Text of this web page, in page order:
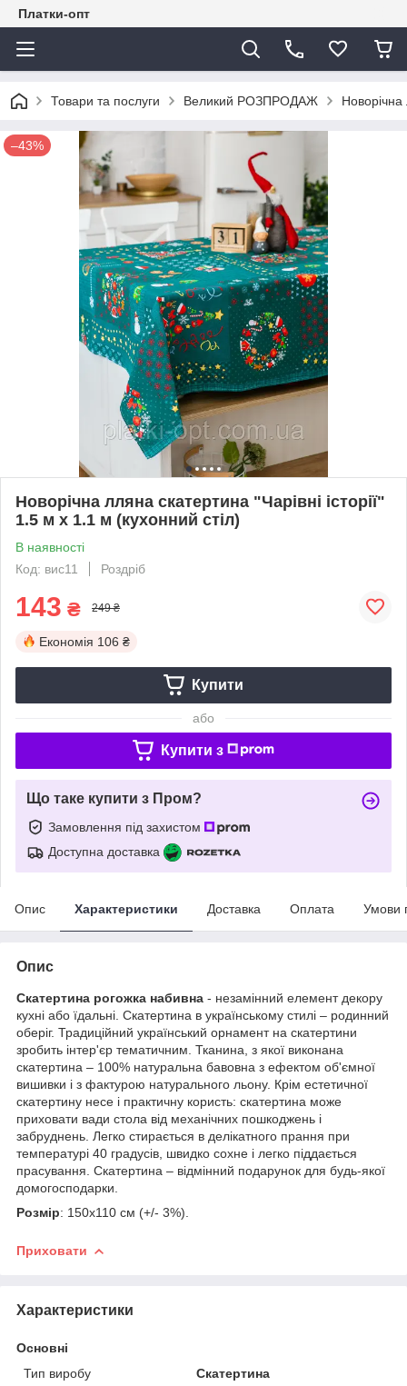
Платки-опт
Товари та послуги Великий РОЗПРОДАЖ Новорічна
–43%
Новорічна лляна скатертина "Чарівні історії"
1.5 м х 1.1 м (кухонний стіл)
В наявності
Код: вис11
Роздріб
143 ₴ 249 ₴
Економія 106 ₴
Купити
або
Купити з
Що таке купити з Пром?
Замовлення під захистом
Доступна доставка
Опис Характеристики Доставка Оплата Умови
Опис
Скатертина рогожка набивна - незамінний елемент декору
кухні або їдальні. Скатертина в українському стилі – родинний
оберіг. Традиційний український орнамент на скатертини
зробить інтер'єр тематичним. Тканина, з якої виконана
скатертина – 100% натуральна бавовна з ефектом об'ємної
вишивки і з фактурою натурального льону. Крім естетичної
скатертину несе і практичну користь: скатертина може
приховати вади стола від механічних пошкоджень і
забруднень. Легко стирається в делікатного прання при
температурі 40 градусів, швидко сохне і легко піддається
прасування. Скатертина – відмінний подарунок для будь-якої
домогосподарки.
Розмір: 150х110 см (+/- 3%).
Приховати
Характеристики
Основні
Тип виробу
Скатертина